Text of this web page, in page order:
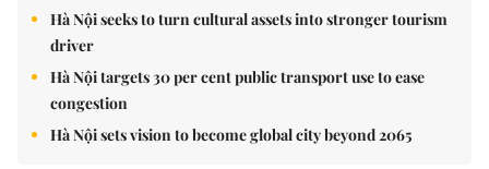
Hà Nội seeks to turn cultural assets into stronger tourism
driver
Hà Nội targets 30 per cent public transport use to ease
congestion
Hà Nội sets vision to become global city beyond 2065